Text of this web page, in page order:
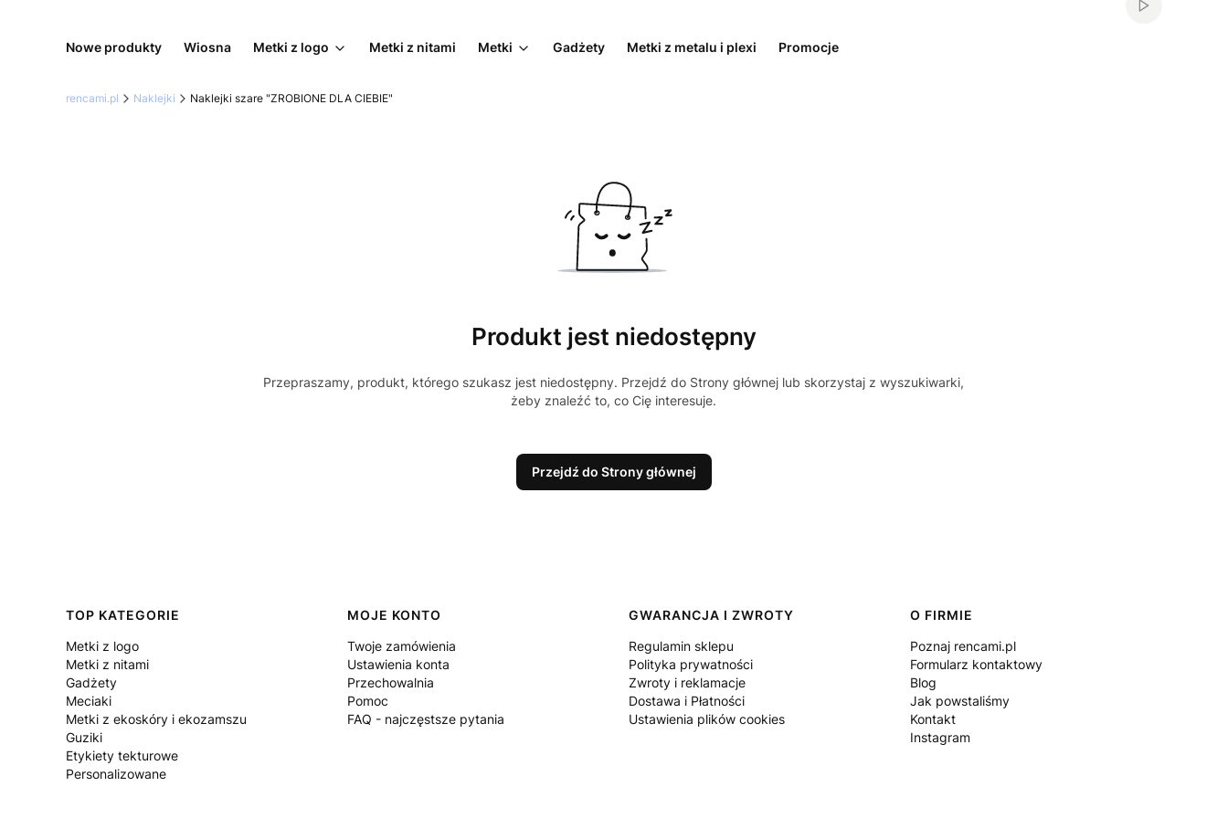
Włącz
Nowe produkty Wiosna Metki z logo Metki z nitami Metki Gadżety Metki z metalu i plexi Promocje
rencami.pl Naklejki Naklejki szare "ZROBIONE DLA CIEBIE"
Produkt jest niedostępny
Przepraszamy, produkt, którego szukasz jest niedostępny. Przejdź do Strony głównej lub skorzystaj z wyszukiwarki,
żeby znaleźć to, co Cię interesuje.
Przejdź do Strony głównej
Linki w stopce
TOP KATEGORIE
Metki z logo
Metki z nitami
Gadżety
Meciaki
Metki z ekoskóry i ekozamszu
Guziki
Etykiety tekturowe
Personalizowane
MOJE KONTO
Twoje zamówienia
Ustawienia konta
Przechowalnia
Pomoc
FAQ - najczęstsze pytania
GWARANCJA I ZWROTY
Regulamin sklepu
Polityka prywatności
Zwroty i reklamacje
Dostawa i Płatności
Ustawienia plików cookies
O FIRMIE
Poznaj rencami.pl
Formularz kontaktowy
Blog
Jak powstaliśmy
Kontakt
Instagram